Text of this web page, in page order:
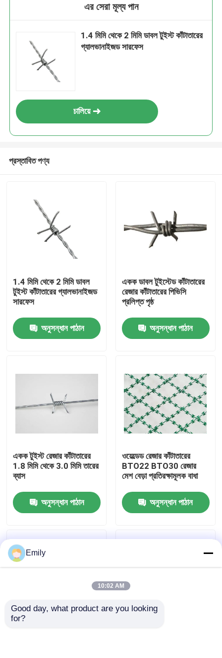
আমাদের সম্বন্ধে
কারখানা পরিদর্শন
গুণমান নিয়ন্ত্রণ
খবর
প্রসারিত ধাতু তারের জাল
এর সেরা মূল্য পান
1.4 মিমি থেকে 2 মিমি ডাবল টুইস্ট কাঁটাতারের
গ্যালভানাইজড সারফেস
চালিয়ে
প্রস্তাবিত পণ্য
1.4 মিমি থেকে 2 মিমি ডাবল
টুইস্ট কাঁটাতারের গ্যালভানাইজড
সারফেস
অনুসন্ধান পাঠান
একক ডাবল টুইস্টেড কাঁটাতারের
রেজার কাঁটাতারের পিভিসি
প্রলিপ্ত পৃষ্ঠ
অনুসন্ধান পাঠান
একক টুইস্ট রেজার কাঁটাতারের
1.8 মিমি থেকে 3.0 মিমি তারের
ব্যাস
অনুসন্ধান পাঠান
ওয়েল্ডেড রেজার কাঁটাতারের
BTO22 BTO30 রেজার
মেশ বেড়া প্রতিরক্ষামূলক বাধা
অনুসন্ধান পাঠান
Emily
10:02 AM
Good day, what product are you looking
for?